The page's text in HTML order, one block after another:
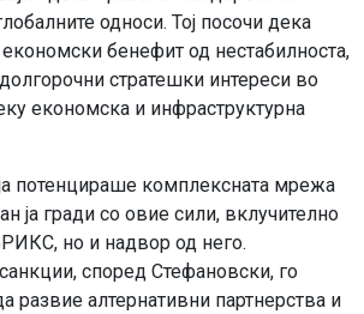
односи. Тој посочи дека
бенефит од нестабилноста,
стратешки интереси во
економска и инфраструктурна
ја потенцираше комплексната мрежа
ја гради со овие сили, вклучително
но и надвор од него.
според Стефановски, го
развие алтернативни партнерства и